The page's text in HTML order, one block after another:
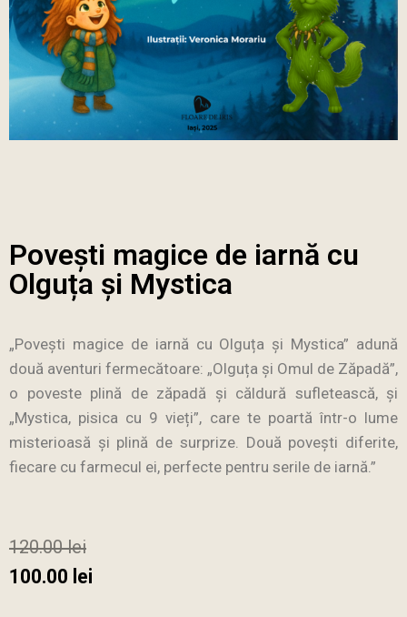
Povești magice de iarnă cu
Olguța și Mystica
„Povești magice de iarnă cu Olguța și Mystica” adună
două aventuri fermecătoare: „Olguța și Omul de Zăpadă”,
o poveste plină de zăpadă și căldură sufletească, și
„Mystica, pisica cu 9 vieți”, care te poartă într-o lume
misterioasă și plină de surprize. Două povești diferite,
fiecare cu farmecul ei, perfecte pentru serile de iarnă.”
120.00lei
100.00 lei